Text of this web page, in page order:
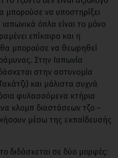
μπορούσε να υποστηρίξει
όπλα είναι το μόνο
επίκαιρο και η
μπορούσε να θεωρηθεί
Στην Ιαπωνία
στην αστυνομία
και μάλιστα συχνά
φυλασσόμενα κτήρια
κλομπ διαστάσεων τζο –
μέσω της εκπαίδευσής
διδάσκεται σε δύο μορφές: